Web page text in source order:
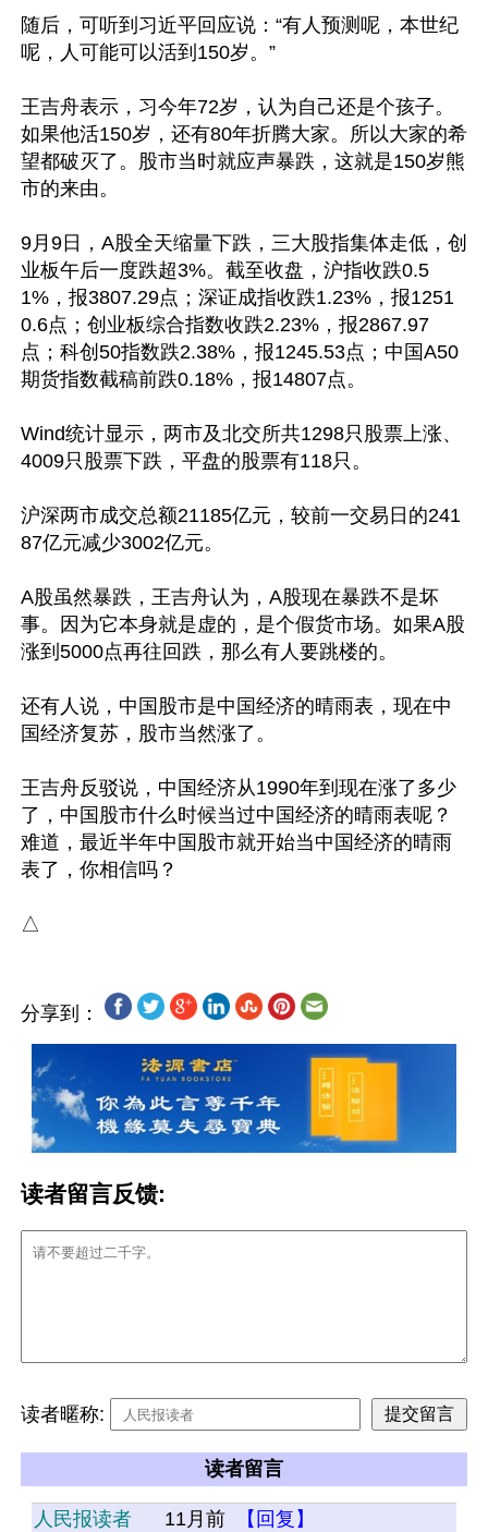
随后，可听到习近平回应说：“有人预测呢，本世纪
呢，人可能可以活到150岁。”
王吉舟表示，习今年72岁，认为自己还是个孩子。
如果他活150岁，还有80年折腾大家。所以大家的希
望都破灭了。股市当时就应声暴跌，这就是150岁熊
市的来由。
9月9日，A股全天缩量下跌，三大股指集体走低，创
业板午后一度跌超3%。截至收盘，沪指收跌0.5
1%，报3807.29点；深证成指收跌1.23%，报1251
0.6点；创业板综合指数收跌2.23%，报2867.97
点；科创50指数跌2.38%，报1245.53点；中国A50
期货指数截稿前跌0.18%，报14807点。
Wind统计显示，两市及北交所共1298只股票上涨、
4009只股票下跌，平盘的股票有118只。
沪深两市成交总额21185亿元，较前一交易日的241
87亿元减少3002亿元。
A股虽然暴跌，王吉舟认为，A股现在暴跌不是坏
事。因为它本身就是虚的，是个假货市场。如果A股
涨到5000点再往回跌，那么有人要跳楼的。
还有人说，中国股市是中国经济的晴雨表，现在中
国经济复苏，股市当然涨了。
王吉舟反驳说，中国经济从1990年到现在涨了多少
了，中国股市什么时候当过中国经济的晴雨表呢？
难道，最近半年中国股市就开始当中国经济的晴雨
表了，你相信吗？
分享到：
读者留言反馈:
读者暱称:
读者留言
人民报读者 11月前 【回复】